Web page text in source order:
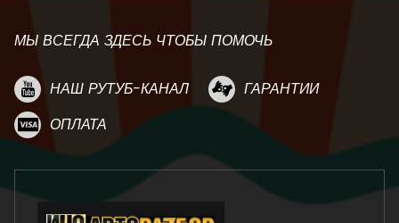
МЫ ВСЕГДА ЗДЕСЬ ЧТОБЫ ПОМОЧЬ
НАШ РУТУБ-КАНАЛ
ГАРАНТИИ
ОПЛАТА